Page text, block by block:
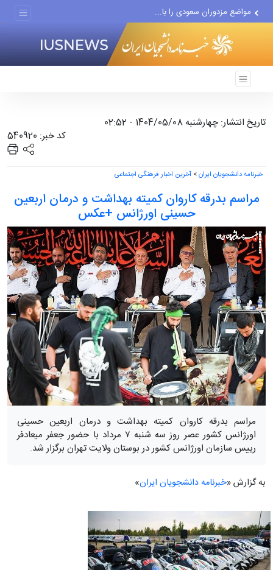
مواضع مزدوران سعودی را با...
تاریخ انتشار: چهارشنبه 1404/05/08 - 02:52
کد خبر: 540920
خبرنامه دانشجویان ایران> آخرین اخبار فرهنگی اجتماعی
مراسم بدرقه کاروان کمیته بهداشت و درمان اربعین
حسینی اورژانس +عکس
مراسم بدرقه کاروان کمیته بهداشت و درمان اربعین حسینی
اورژانس کشور عصر روز سه شنبه ۷ مرداد با حضور جعفر میعادفر
رییس سازمان اورژانس کشور در بوستان ولایت تهران برگزار شد.
به گزارش «خبرنامه دانشجویان ایران»